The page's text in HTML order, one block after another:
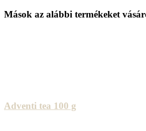
Mások az alábbi termékeket
Adventi tea 100 g